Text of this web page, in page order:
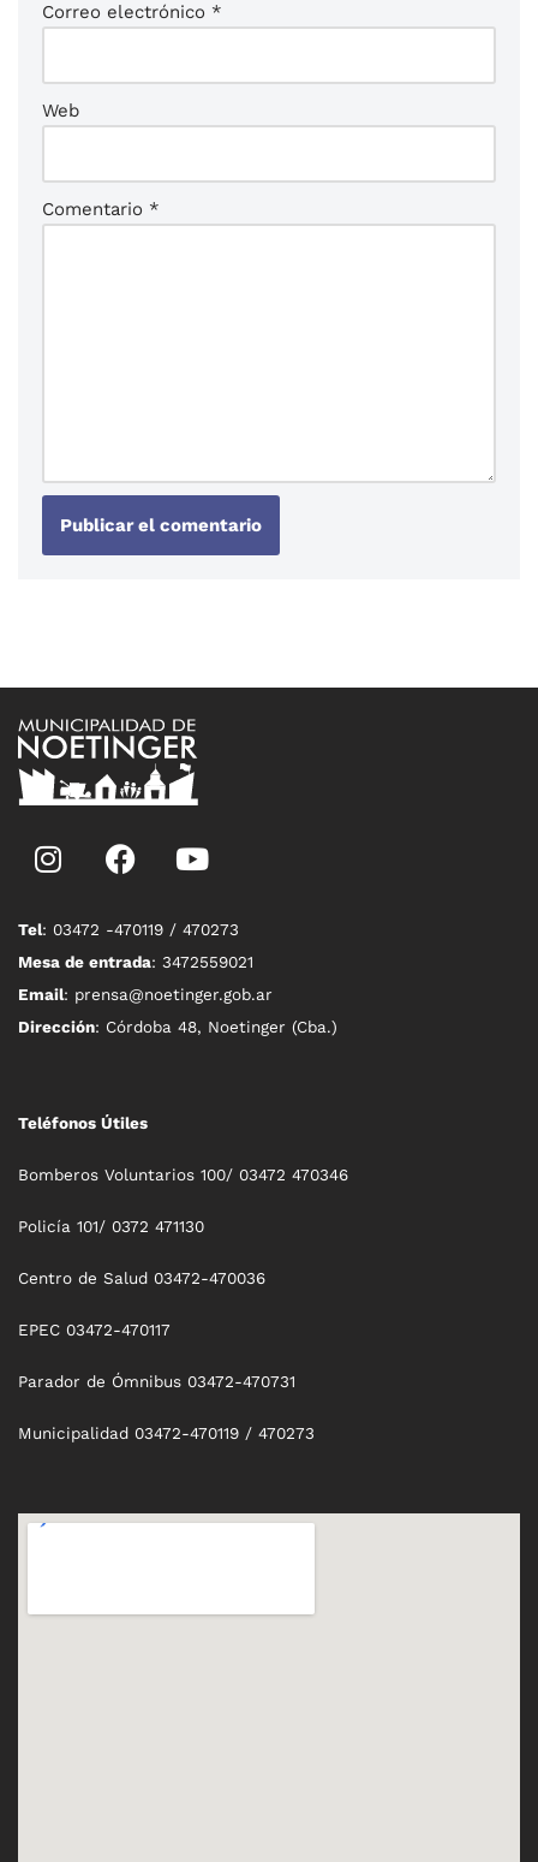
Correo electrónico *
Web
Comentario *
Tel: 03472 -470119 / 470273
Mesa de entrada: 3472559021
Email: prensa@noetinger.gob.ar
Dirección: Córdoba 48, Noetinger (Cba.)
Teléfonos Útiles
Bomberos Voluntarios 100/ 03472 470346
Policía 101/ 0372 471130
Centro de Salud 03472-470036
EPEC 03472-470117
Parador de Ómnibus 03472-470731
Municipalidad 03472-470119 / 470273